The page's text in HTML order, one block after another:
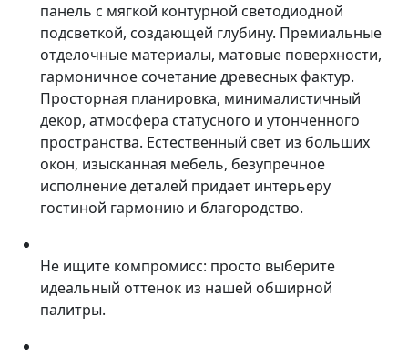
панель с мягкой контурной светодиодной
подсветкой, создающей глубину. Премиальные
отделочные материалы, матовые поверхности,
гармоничное сочетание древесных фактур.
Просторная планировка, минималистичный
декор, атмосфера статусного и утонченного
пространства. Естественный свет из больших
окон, изысканная мебель, безупречное
исполнение деталей придает интерьеру
гостиной гармонию и благородство.
Не ищите компромисс: просто выберите
идеальный оттенок из нашей обширной
палитры.